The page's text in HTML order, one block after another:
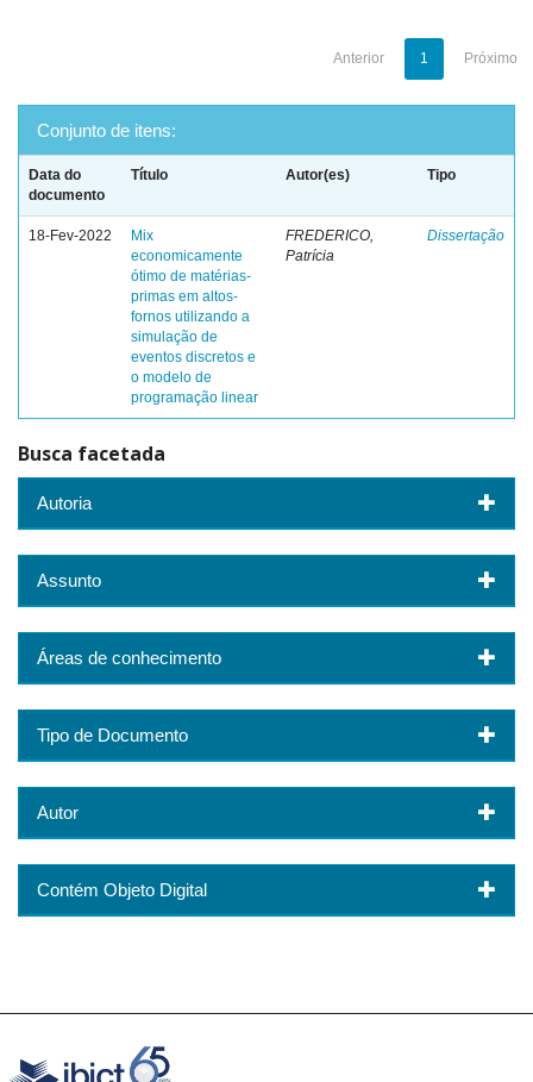
Anterior 1 Próximo
Conjunto de itens:
Data do
documento
Título Autor(es) Tipo
18-Fev-2022
Mix
economicamente
ótimo de matérias-
primas em altos-
fornos utilizando a
simulação de
eventos discretos e
o modelo de
programação linear
FREDERICO,
Patrícia
Dissertação
Busca facetada
Autoria
Assunto
Áreas de conhecimento
Tipo de Documento
Autor
Contém Objeto Digital